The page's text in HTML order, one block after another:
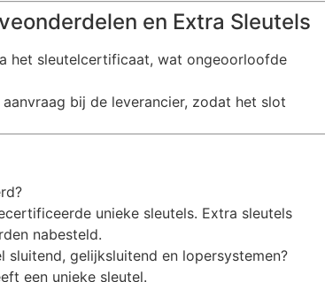
en Extra Sleutels
het sleutelcertificaat, wat ongeoorloofde
bij de leverancier, zodat het slot
unieke sleutels. Extra sleutels
nabesteld.
sluitend, gelijksluitend en lopersystemen?
een unieke sleutel.